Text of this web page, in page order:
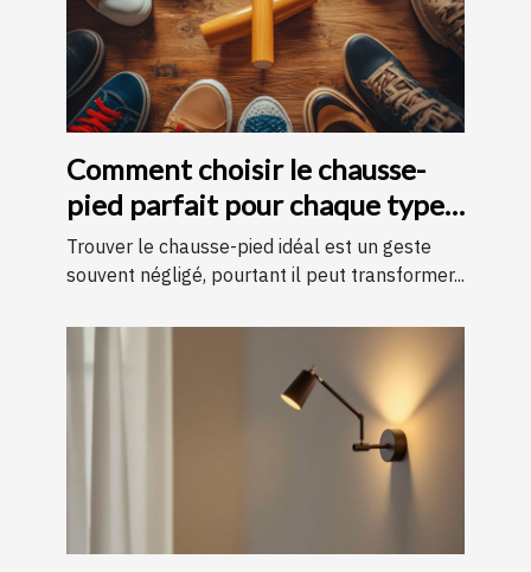
Comment choisir le chausse-
pied parfait pour chaque type
de chaussure
Trouver le chausse-pied idéal est un geste
souvent négligé, pourtant il peut transformer...